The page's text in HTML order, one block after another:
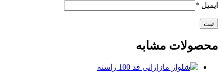
ایمیل *
محصولات مشابه